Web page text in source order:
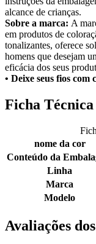
alcance de crianças.
Sobre a marca: A
em produtos de
tonalizantes, oferece
homens que desejam
eficácia dos seus
• Deixe seus fios com
Ficha Técnica
nome da cor
Conteúdo da
Linha
Marca
Modelo
Avaliações